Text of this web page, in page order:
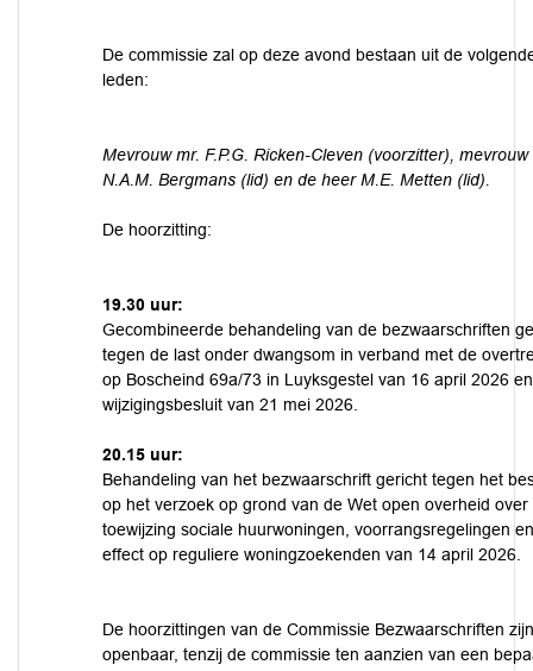
De commissie zal op deze avond bestaan uit de
leden:
Mevrouw mr. F.P.G. Ricken-Cleven (voorzitter), mevrouw
N.A.M. Bergmans (lid) en de heer M.E. Metten (lid).
De hoorzitting:
19.30 uur:
Gecombineerde behandeling van de bezwaarschriften
tegen de last onder dwangsom in verband met de
op Boscheind 69a/73 in Luyksgestel van 16 april 2026
wijzigingsbesluit van 21 mei 2026.
20.15 uur:
Behandeling van het bezwaarschrift gericht tegen het
op het verzoek op grond van de Wet open overheid over
toewijzing sociale huurwoningen, voorrangsregelingen en
effect op reguliere woningzoekenden van 14 april 2026.
De hoorzittingen van de Commissie Bezwaarschriften zijn
openbaar, tenzij de commissie ten aanzien van een